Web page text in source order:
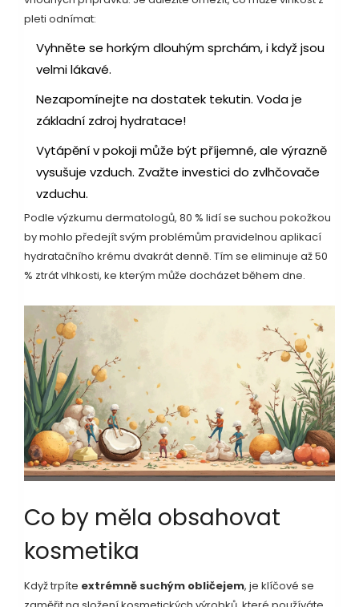
pleti odnímat:
Vyhněte se horkým dlouhým sprchám, i když jsou
velmi lákavé.
Nezapomínejte na dostatek tekutin. Voda je
základní zdroj hydratace!
Vytápění v pokoji může být příjemné, ale výrazně
vysušuje vzduch. Zvažte investici do zvlhčovače
vzduchu.
Podle výzkumu dermatologů, 80 % lidí se suchou pokožkou
by mohlo předejít svým problémům pravidelnou aplikací
hydratačního krému dvakrát denně. Tím se eliminuje až 50
% ztrát vlhkosti, ke kterým může docházet během dne.
Co by měla obsahovat
kosmetika
Když trpíte extrémně suchým obličejem, je klíčové se